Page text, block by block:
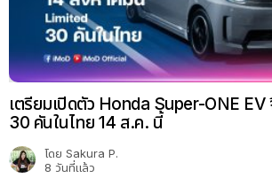
เตรียมเปิดตัว Honda Super-ONE EV
30 คันในไทย 14 ส.ค. นี้
โดย Sakura P.
8 วันที่แล้ว